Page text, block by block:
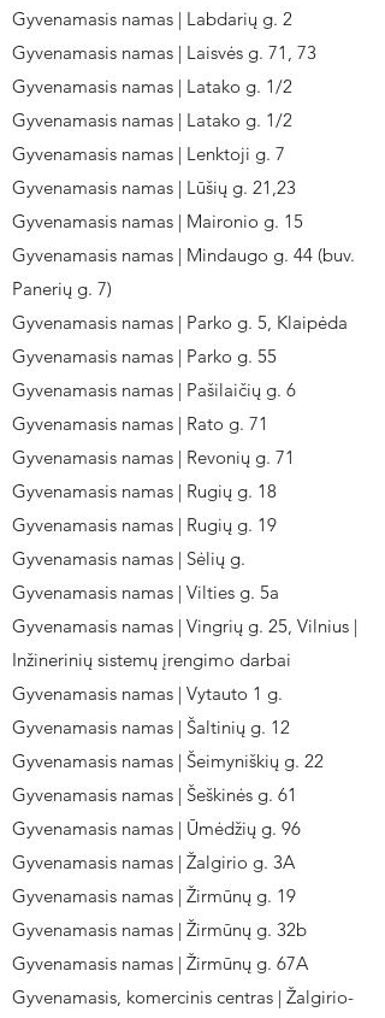
Gyvenamasis namas | Labdarių g. 2
Gyvenamasis namas | Laisvės g. 71, 73
Gyvenamasis namas | Latako g. 1/2
Gyvenamasis namas | Latako g. 1/2
Gyvenamasis namas | Lenktoji g. 7
Gyvenamasis namas | Lūšių g. 21,23
Gyvenamasis namas | Maironio g. 15
Gyvenamasis namas | Mindaugo g. 44 (buv.
Panerių g. 7)
Gyvenamasis namas | Parko g. 5, Klaipėda
Gyvenamasis namas | Parko g. 55
Gyvenamasis namas | Pašilaičių g. 6
Gyvenamasis namas | Rato g. 71
Gyvenamasis namas | Revonių g. 71
Gyvenamasis namas | Rugių g. 18
Gyvenamasis namas | Rugių g. 19
Gyvenamasis namas | Sėlių g.
Gyvenamasis namas | Vilties g. 5a
Gyvenamasis namas | Vingrių g. 25, Vilnius |
Inžinerinių sistemų įrengimo darbai
Gyvenamasis namas | Vytauto 1 g.
Gyvenamasis namas | Šaltinių g. 12
Gyvenamasis namas | Šeimyniškių g. 22
Gyvenamasis namas | Šeškinės g. 61
Gyvenamasis namas | Ūmėdžių g. 96
Gyvenamasis namas | Žalgirio g. 3A
Gyvenamasis namas | Žirmūnų g. 19
Gyvenamasis namas | Žirmūnų g. 32b
Gyvenamasis namas | Žirmūnų g. 67A
Gyvenamasis, komercinis centras | Žalgirio-